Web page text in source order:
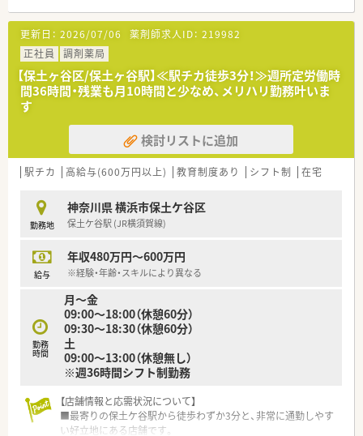
では産休・育休の希望取得率も100％！長く働き続けるための環
境づくりを考え、ライフステージに応じた福利厚生をご用意して
います。
また、患者さまへの想いをカタチにする「リトルチャレンジ制
度」では「現場主義」を念頭に、
地域・店舗ごとに異なる患者さまのニーズやスタッフの思いを実
入社後もひとりひとりの薬剤師像に近しい多彩なキャリアステ
ップをご用意しております。
こうした働きやすい環境づくりに力を入れている『さくら薬局グ
ループ』でご活躍されてみませんか？
＜特徴・ポイントのご紹介＞
★薬剤師を守る独自システム
業務をサポートするために様々なシステムを独自開発していま
す。
その一つが約20年前から導入され、進化を続けている調剤シス
テム「SPITS」。
処方箋受付から一連の調剤業務を連動させ、業務効率化を図るほ
調剤過誤防止機能を高め、患者様と働くスタッフを守っていま
システム改修が必要な制度変更があった場合も、迅速に対応でき
る強みを生かしていきます。
★刷新された新規採用者研修
中途入社ならではの悩みを解消し、さくら薬局グループのビジョ
ンや社内規定などをご案内。
て、安心してキャリアをスタートいただくための研修です。
店舗OJT・フォローアップや通常の社内研修と絡めて中途入社専
安心して飛び込める体制が整備されています。
★業界トップクラスの認定薬局数と盤石化を図る組織体制
全店舗で地域連携薬局を目指している地域に根差した調剤薬局
です。
がん診療連携拠点病院等との密な連携を行いつつ、より高度な薬
高い専門性が求められる特殊な調剤に対応できる専門医療機関
連携薬局も取得しています。
本社から業界動向などの情報が常に発信されており、患者様や医
更新日： 2026/07/06 薬剤師求人ID： 219982
正社員
調剤薬局
【保土ヶ谷区/保土ヶ谷駅】≪駅チカ徒歩3分！≫週所定労働時
間36時間・残業も月10時間と少なめ、メリハリ勤務叶いま
す
検討リストに追加
駅チカ 高給与(600万円以上) 教育制度あり シフト制 在宅
勤務地
神奈川県 横浜市保土ケ谷区
保土ケ谷駅 (JR横須賀線)
給与
年収480万円～600万円
※経験・年齢・スキルにより異なる
勤務
時間
月～金
09:00～18:00（休憩60分）
09:30～18:30（休憩60分）
土
09:00～13:00（休憩無し）
※週36時間シフト制勤務
【店舗情報と応需状況について】
■最寄りの保土ケ谷駅から徒歩わずか3分と、非常に通勤しやす
い好立地にある店舗です。